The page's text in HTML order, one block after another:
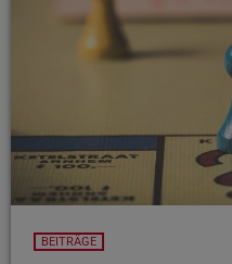
BEITRÄGE